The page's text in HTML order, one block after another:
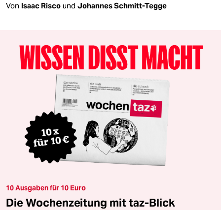
Von Isaac Risco und Johannes Schmitt-Tegge
10 Ausgaben für 10 Euro
Die Wochenzeitung mit taz-Blick